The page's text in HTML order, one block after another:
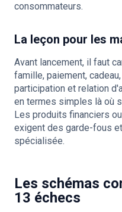
consommateurs.
La leçon pour les
Avant lancement, il faut
famille, paiement,
participation et relation
en termes simples là où
Les produits financiers
exigent des garde-fous
spécialisée.
Les schémas
13 échecs